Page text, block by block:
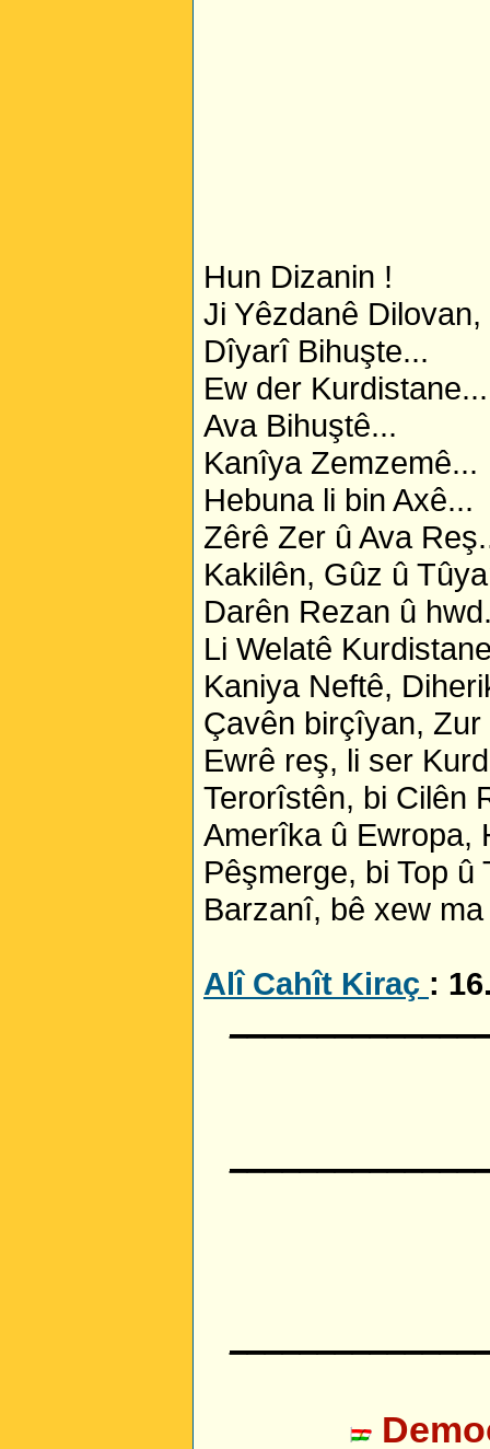
Hun Dizanin !
Ji Yêzdanê Dilovan,
Dîyarî Bihuşte...
Ew der Kurdistane...
Ava Bihuştê...
Kanîya Zemzemê...
Hebuna li bin Axê...
Zêrê Zer û Ava
Kakilên, Gûz û
Darên Rezan û
Li Welatê
Kaniya Neftê,
Çavên birçîyan, Zur
Ewrê reş, li ser
Terorîstên, bi Cilên
Amerîka û Ewropa,
Pêşmerge, bi Top û
Barzanî, bê xew
Alî Cahît Kiraç :